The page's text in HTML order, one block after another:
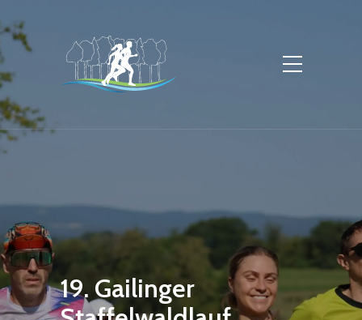
19. Gailinger